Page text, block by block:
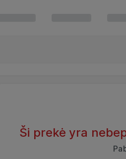
Ši prekė yra